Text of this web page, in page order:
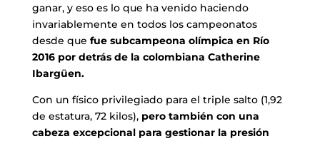
ganar, y eso es lo que ha venido haciendo
invariablemente en todos los campeonatos
desde que fue subcampeona olímpica en Río
2016 por detrás de la colombiana Catherine
Ibargüen.
Con un físico privilegiado para el triple salto (1,92
de estatura, 72 kilos), pero también con una
cabeza excepcional para gestionar la presión